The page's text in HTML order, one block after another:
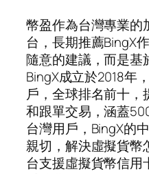
幣盈作為台灣專業的
台，長期推薦BingX
隨意的建議，而是基
BingX成立於2018年
戶，全球排名前十
和跟單交易，涵蓋
台灣用戶，BingX的
親切，解決虛擬貨幣
台支援虛擬貨幣信用